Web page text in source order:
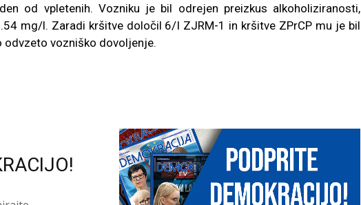
od vpletenih. Vozniku je bil odrejen preizkus alkoholiziranosti,
mg/l. Zaradi kršitve določil 6/I ZJRM-1 in kršitve ZPrCP mu je bil
odvzeto vozniško dovoljenje.